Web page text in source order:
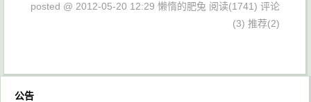
posted @ 2012-05-20 12:29 懒惰的肥兔 阅读(1741) 评论
(3) 推荐(2)
公告